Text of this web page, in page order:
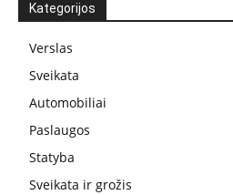
Kategorijos
Verslas
Sveikata
Automobiliai
Paslaugos
Statyba
Sveikata ir grožis